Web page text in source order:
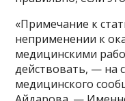
«Примечание к
неприменении к
медицинскими
действовать, — на
медицинского